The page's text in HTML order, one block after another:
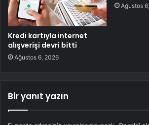
Kredi kartıyla internet
alışverişi devri bitti
Ağustos 6, 2026
Ağustos
Bir yanıt yazın